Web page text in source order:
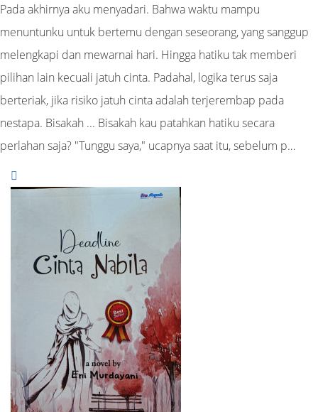
Pada akhirnya aku menyadari. Bahwa waktu mampu
menuntunku untuk bertemu dengan seseorang, yang sanggup
melengkapi dan mewarnai hari. Hingga hatiku tak memberi
pilihan lain kecuali jatuh cinta. Padahal, logika terus saja
berteriak, jika risiko jatuh cinta adalah terjerembap pada
nestapa. Bisakah ... Bisakah kau patahkan hatiku secara
perlahan saja? "Tunggu saya," ucapnya saat itu, sebelum p…